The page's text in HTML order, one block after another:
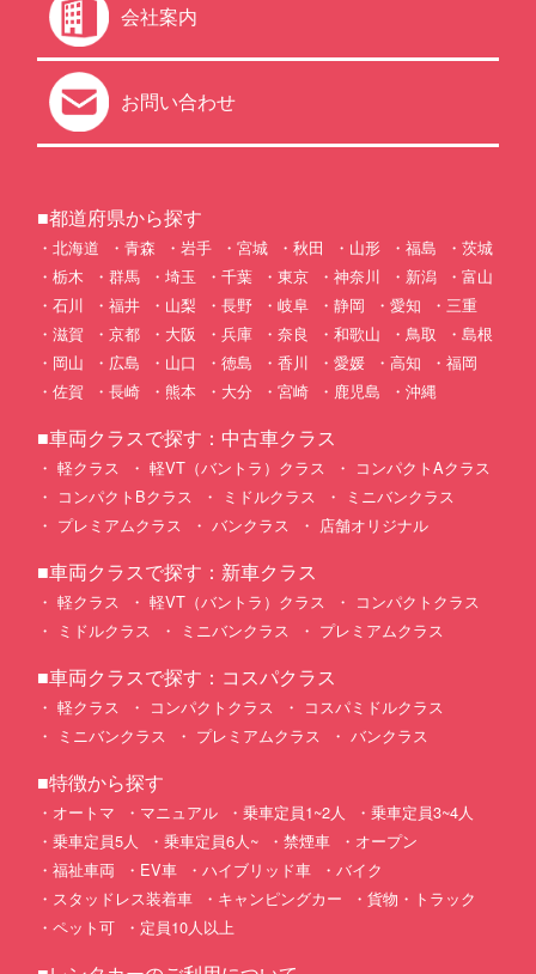
会社案内
お問い合わせ
■都道府県から探す
北海道 青森 岩手 宮城 秋田 山形 福島
茨城
栃木
群馬 埼玉 千葉 東京 神奈川 新潟
富山
石川
福井 山梨 長野 岐阜 静岡 愛知
三重
滋賀
京都 大阪 兵庫 奈良 和歌山 鳥取
島根
岡山
広島 山口 徳島 香川 愛媛 高知
福岡
佐賀
長崎 熊本 大分 宮崎 鹿児島 沖縄
■車両クラスで探す：中古車クラス
軽クラス 軽VT（バントラ）クラス
コンパクトAクラス
コンパクトBクラス
ミドルクラス
ミニバンクラス
プレミアムクラス
バンクラス 店舗オリジナル
■車両クラスで探す：新車クラス
軽クラス 軽VT（バントラ）クラス
コンパクトクラス
ミドルクラス
ミニバンクラス プレミアムクラス
■車両クラスで探す：コスパクラス
軽クラス コンパクトクラス
コスパミドルクラス
ミニバンクラス
プレミアムクラス バンクラス
■特徴から探す
オートマ マニュアル 乗車定員1~2人
乗車定員3~4人
乗車定員5人
乗車定員6人~ 禁煙車
オープン
福祉車両
EV車 ハイブリッド車
バイク
スタッドレス装着車
キャンピングカー
貨物・トラック
ペット可
定員10人以上